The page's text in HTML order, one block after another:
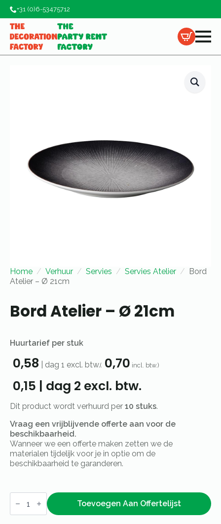
+31 (0)6-53475712
Home Verhuur Servies Servies Atelier
Bord
Atelier – Ø 21cm
Bord Atelier – Ø 21cm
Huurtarief per stuk
0,58 dag 1 excl. btw.( 0,70 incl. btw.)
0,15 | dag 2 excl. btw.
Dit product wordt verhuurd per 10 stuks.
Vraag een vrijblijvende offerte aan voor de
beschikbaarheid.
Wanneer we een offerte maken zetten we de
materialen tijdelijk voor je in optie om de
beschikbaarheid te garanderen.
Bord
Atelier
Toevoegen Aan Offertelijst